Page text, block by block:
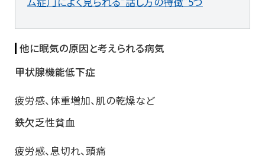
他に眠気の原因と考えられる病気
甲状腺機能低下症
疲労感、体重増加、肌の乾燥など
鉄欠乏性貧血
疲労感、息切れ、頭痛